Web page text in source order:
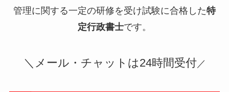
管理に関する一定の研修を受け試験に合格した特
定行政書士です。
＼メール・チャットは24時間受付／